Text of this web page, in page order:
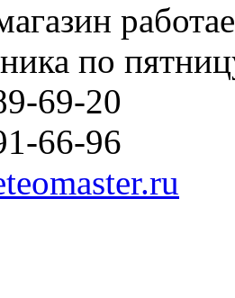
по
69-20
66-96